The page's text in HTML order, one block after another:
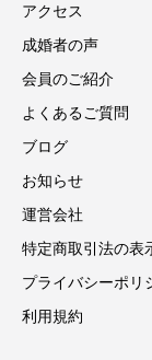
アクセス
成婚者の声
会員のご紹介
よくあるご質問
ブログ
お知らせ
運営会社
特定商取引法の表
プライバシーポリ
利用規約